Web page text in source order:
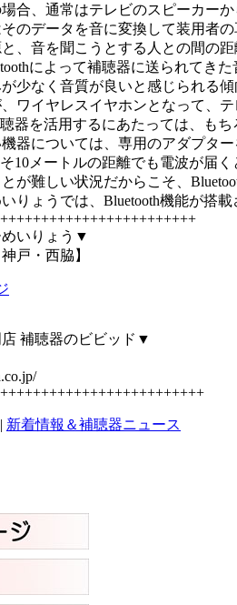
合、通常はテレビのスピーカー
のデータを音に変換して装用者の
、音を聞こうとする人との間の
によって補聴器に送られてき
少なく音質が良いと感じられる傾
ワイヤレスイヤホンとなって、
器を活用するにあたっては、も
器については、専用のアダプタ
10メートルの距離でも電波が届
が難しい状況だからこそ、
りょうでは、Bluetooth機能が搭
いりょう▼
戸・西脇】
補聴器のビビッド▼
| 新着情報＆補聴器ニュース